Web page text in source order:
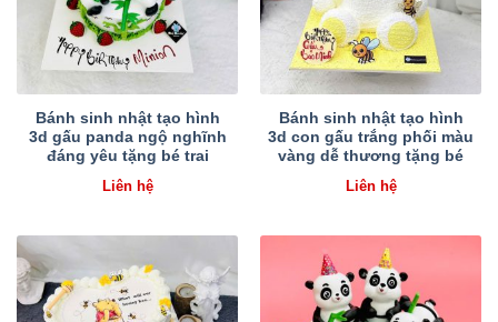
Bánh sinh nhật tạo hình
3d gấu panda ngộ nghĩnh
đáng yêu tặng bé trai
Liên hệ
Bánh sinh nhật tạo hình
3d con gấu trắng phối màu
vàng dễ thương tặng bé
Liên hệ